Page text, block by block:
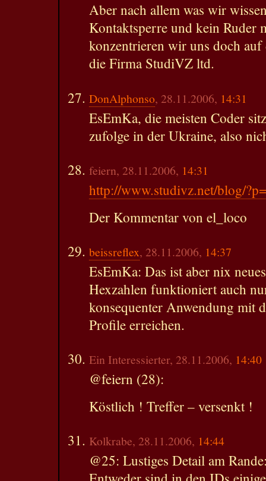
Aber nach allem was wir
Kontaktsperre und kein Ruder
konzentrieren wir uns doch
die Firma StudiVZ ltd.
DonAlphonso, 28.11.2006, 14:31
EsEmKa, die meisten Coder
zufolge in der Ukraine, also
feiern, 28.11.2006, 14:31
http://www.studivz.net/blog/
Der Kommentar von el_loco
beissreflex, 28.11.2006, 14:37
EsEmKa: Das ist aber nix
Hexzahlen funktioniert auch
konsequenter Anwendung mit
Profile erreichen.
Ein Interessierter, 28.11.2006, 14:40
@feiern (28):
Köstlich ! Treffer – versenkt !
Kolkrabe, 28.11.2006, 14:44
@25: Lustiges Detail am